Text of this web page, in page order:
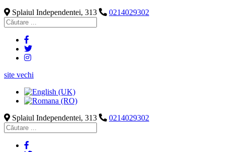
Splaiul Independentei, 313
0214029302
site vechi
Splaiul Independentei, 313 0214029302